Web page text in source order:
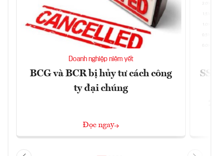
Doanh nghiệp niêm yết
BCG và BCR bị hủy tư cách công
ty đại chúng
Đọc ngay
SSI